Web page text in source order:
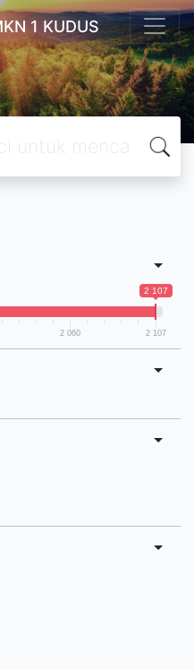
1 KUDUS
2 107
2 060 2 107